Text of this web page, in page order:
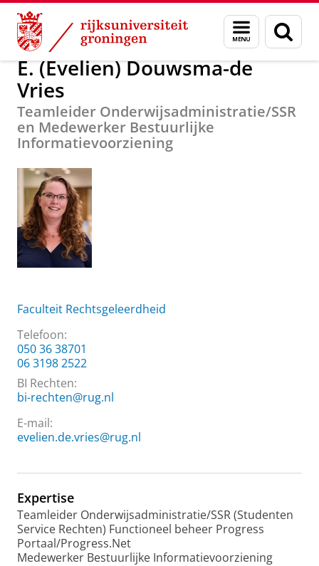
Skip
Content
Skip
Navigation
Menu
en
zoeken
Over ons E. (Evelien) Douwsma-de Vries
E. (Evelien) Douwsma-de
Vries
Teamleider Onderwijsadministratie/SSR
en Medewerker Bestuurlijke
Informatievoorziening
Faculteit Rechtsgeleerdheid
Telefoon:
050 36 38701
06 3198 2522
BI Rechten:
bi-rechten@rug.nl
E-mail:
evelien.de.vries@rug.nl
Expertise
Teamleider Onderwijsadministratie/SSR (Studenten
Service Rechten) Functioneel beheer Progress
Portaal/Progress.Net
Medewerker Bestuurlijke Informatievoorziening